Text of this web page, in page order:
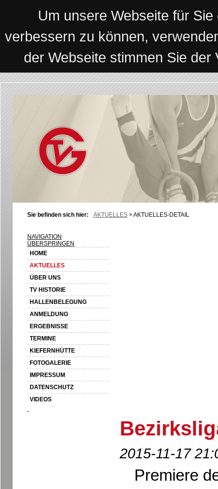
Um unsere Webseite für
verbessern zu können,
der Webseite stimmen Sie
Sie befinden sich hier: AKTUELLES >AKTUELLES-DETAIL
NAVIGATION
ÜBERSPRINGEN
HOME
AKTUELLES
ÜBER UNS
TV HISTORIE
HALLENBELEGUNG
ANMELDUNG
ERGEBNISSE
TERMINE
KIEFERNHÜTTE
FOTOGALERIE
IMPRESSUM
DATENSCHUTZ
VIDEOS
2015-11-17
Premiere